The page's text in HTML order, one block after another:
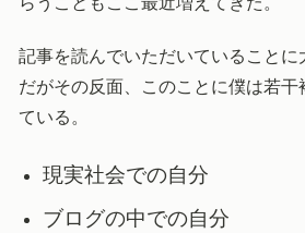
記事を読んでいただいていることに
だがその反面、このことに僕は若干
ている。
現実社会での自分
ブログの中での自分